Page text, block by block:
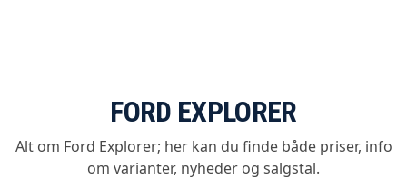
FORD EXPLORER
Alt om Ford Explorer; her kan du finde både priser, info
om varianter, nyheder og salgstal.